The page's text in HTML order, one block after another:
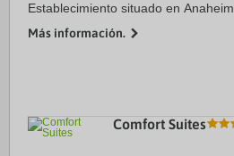
Establecimiento situado en Anaheim
Más información.
Comfort Suites